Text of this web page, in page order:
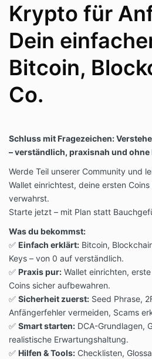
Krypto für
Dein
Bitcoin,
Co.
Schluss mit Fragezeichen:
– verständlich, praxisnah und
Werde Teil unserer Community und
Wallet einrichtest, deine ersten
verwahrst.
Starte jetzt – mit Plan statt
Was du bekommst:
✅ Einfach erklärt: Bitcoin,
Keys – von 0 auf verständlich.
✅ Praxis pur: Wallet einrichten,
Coins sicher aufbewahren.
✅ Sicherheit zuerst: Seed Phrase,
Anfängerfehler vermeiden, Scams
✅ Smart starten: DCA-Grundlagen,
realistische Erwartungshaltung.
✅ Hilfen & Tools: Checklisten,